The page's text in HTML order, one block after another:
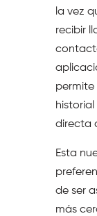
la vez
recibir
permite
directa
Esta
de ser
más